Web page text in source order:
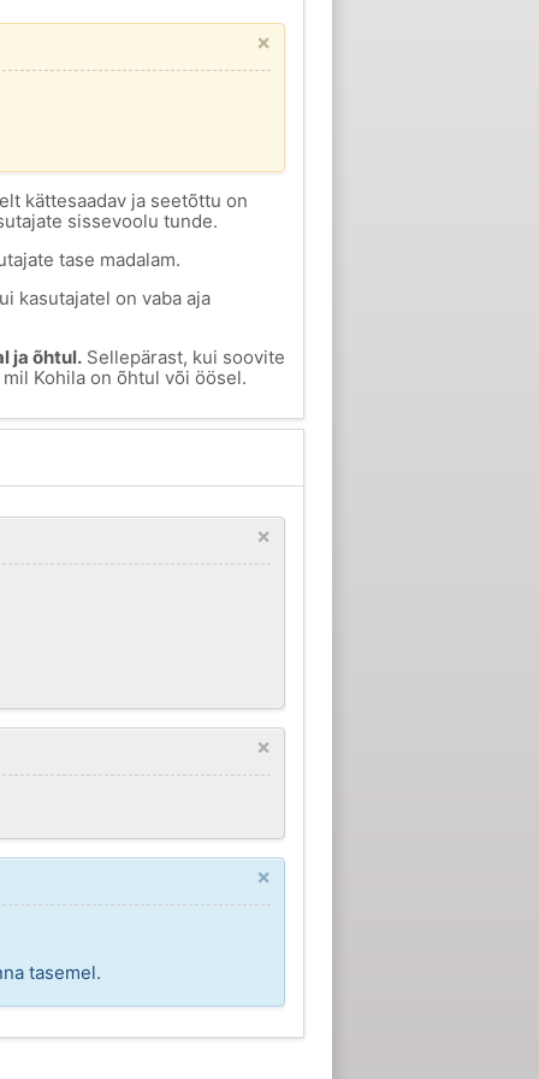
×
kättesaadav ja seetõttu on
sissevoolu tunde.
tase madalam.
kasutajatel on vaba aja
ja õhtul.Sellepärast, kui soovite
Kohila on õhtul või öösel.
×
×
×
tasemel.